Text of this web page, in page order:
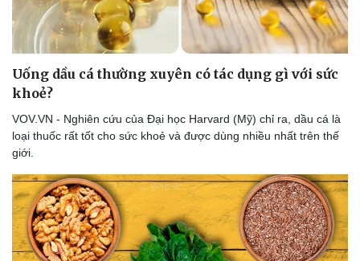
Lịch thi đấu bóng đá
Thế giới thể thao
eSports
Xe máy
Tư vấn
Uống dầu cá thường xuyên có tác dụng gì với sức
khoẻ?
VOV.VN - Nghiên cứu của Đại học Harvard (Mỹ) chỉ ra, dầu cá là
loại thuốc rất tốt cho sức khoẻ và được dùng nhiều nhất trên thế
giới.